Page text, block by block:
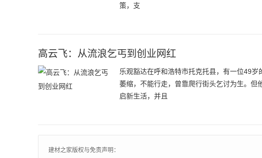
策，支
高云飞：从流浪乞丐到创业网红
乐观豁达在呼和浩特市托克托县，有一位49
萎缩，不能行走，曾靠爬行街头乞讨为生。
启新生活，并且
建材之家版权与免责声明：